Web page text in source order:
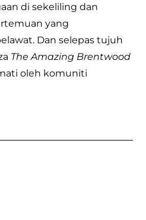
di sekeliling dan
yang
Dan selepas tujuh
The Amazing Brentwood
oleh komuniti